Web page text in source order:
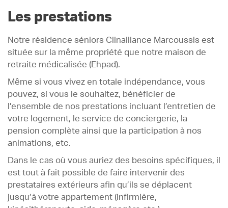
Les prestations
Notre résidence séniors Clinalliance Marcoussis est
située sur la même propriété que notre maison de
retraite médicalisée (Ehpad).
Même si vous vivez en totale indépendance, vous
pouvez, si vous le souhaitez, bénéficier de
l’ensemble de nos prestations incluant l’entretien de
votre logement, le service de conciergerie, la
pension complète ainsi que la participation à nos
animations, etc.
Dans le cas où vous auriez des besoins spécifiques, il
est tout à fait possible de faire intervenir des
prestataires extérieurs afin qu’ils se déplacent
jusqu’à votre appartement (infirmière,